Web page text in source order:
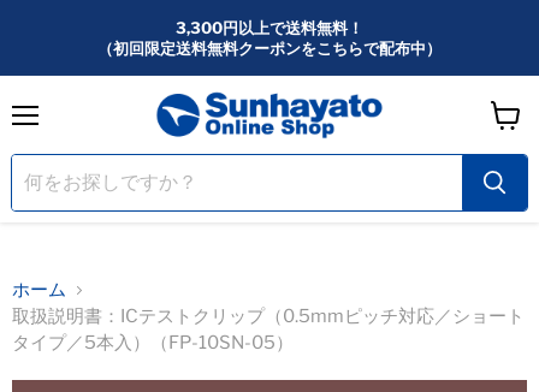
3,300円以上で送料無料！
（初回限定送料無料クーポンをこちらで配布中）
ニ
ュ
ー
ー
ト
を
ホーム
取扱説明書：ICテストクリップ（0.5mmピッチ対応／ショート
タイプ／5本入）（FP-10SN-05）